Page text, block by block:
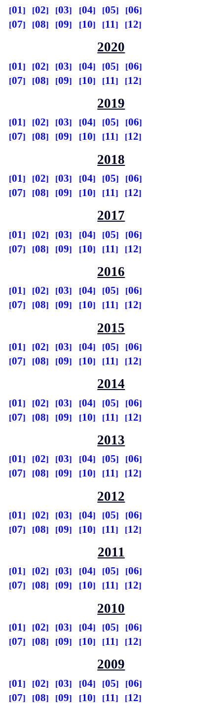
01 02 03 04 05
06
07
08 09 10 11 12
2020
01 02 03 04 05
06
07
08 09 10 11 12
2019
01 02 03 04 05
06
07
08 09 10 11 12
2018
01 02 03 04 05
06
07
08 09 10 11 12
2017
01 02 03 04 05
06
07
08 09 10 11 12
2016
01 02 03 04 05
06
07
08 09 10 11 12
2015
01 02 03 04 05
06
07
08 09 10 11 12
2014
01 02 03 04 05
06
07
08 09 10 11 12
2013
01 02 03 04 05
06
07
08 09 10 11 12
2012
01 02 03 04 05
06
07
08 09 10 11 12
2011
01 02 03 04 05
06
07
08 09 10 11 12
2010
01 02 03 04 05
06
07
08 09 10 11 12
2009
01 02 03 04 05
06
07
08 09 10 11 12